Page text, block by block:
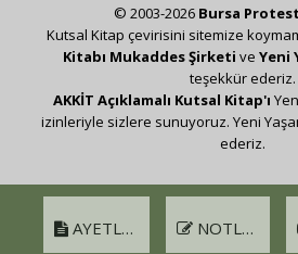
AYETLER NOTLAR
© 2003-2026 Bursa
Kutsal Kitap çevirisini sitemize
Kitabı Mukaddes Şirketi ve Yeni
teşekkür ederiz.
AKKİT Açıklamalı Kutsal Kitap'ı
izinleriyle sizlere sunuyoruz. Yeni
ederiz.